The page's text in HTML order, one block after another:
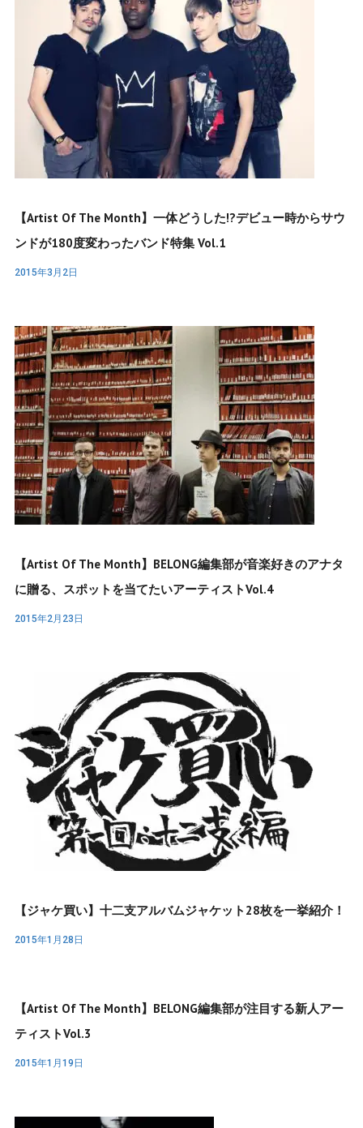
【Artist Of The Month】一体どうした!?デビュー時からサウ
ンドが180度変わったバンド特集 Vol.1
2015年3月2日
【Artist Of The Month】BELONG編集部が音楽好きのアナタ
に贈る、スポットを当てたいアーティストVol.4
2015年2月23日
【ジャケ買い】十二支アルバムジャケット28枚を一挙紹介！
2015年1月28日
【Artist Of The Month】BELONG編集部が注目する新人アー
ティストVol.3
2015年1月19日